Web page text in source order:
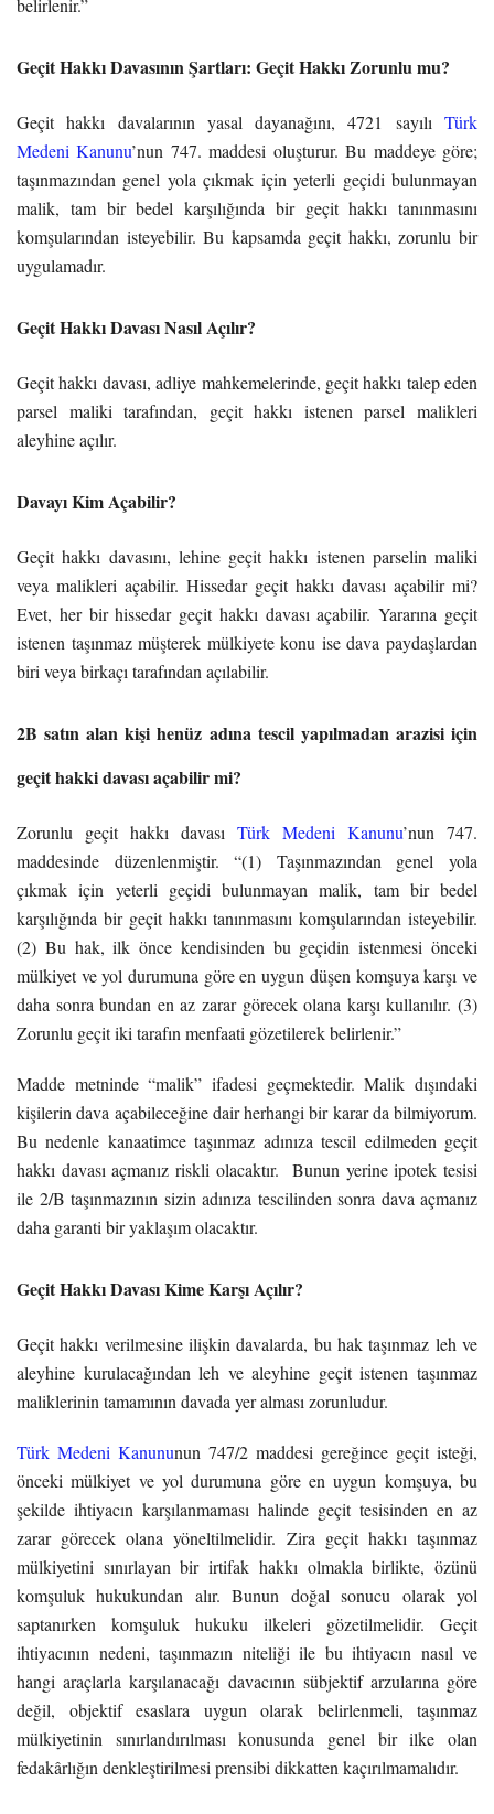
Geçit Hakkı Davasının Şartları: Geçit Hakkı Zorunlu mu?
Geçit hakkı davalarının yasal dayanağını, 4721 sayılı Türk
Medeni Kanunu’nun 747. maddesi oluşturur. Bu maddeye göre;
taşınmazından genel yola çıkmak için yeterli geçidi bulunmayan
malik, tam bir bedel karşılığında bir geçit hakkı tanınmasını
komşularından isteyebilir. Bu kapsamda geçit hakkı, zorunlu bir
uygulamadır.
Geçit Hakkı Davası Nasıl Açılır?
Geçit hakkı davası, adliye mahkemelerinde, geçit hakkı talep eden
parsel maliki tarafından, geçit hakkı istenen parsel malikleri
aleyhine açılır.
Davayı Kim Açabilir?
Geçit hakkı davasını, lehine geçit hakkı istenen parselin maliki
veya malikleri açabilir. Hissedar geçit hakkı davası açabilir mi?
Evet, her bir hissedar geçit hakkı davası açabilir. Yararına geçit
istenen taşınmaz müşterek mülkiyete konu ise dava paydaşlardan
biri veya birkaçı tarafından açılabilir.
2B satın alan kişi henüz adına tescil yapılmadan arazisi için
geçit hakki davası açabilir mi?
Zorunlu geçit hakkı davası Türk Medeni Kanunu’nun 747.
maddesinde düzenlenmiştir. “(1) Taşınmazından genel yola
çıkmak için yeterli geçidi bulunmayan malik, tam bir bedel
karşılığında bir geçit hakkı tanınmasını komşularından isteyebilir.
(2) Bu hak, ilk önce kendisinden bu geçidin istenmesi önceki
mülkiyet ve yol durumuna göre en uygun düşen komşuya karşı ve
daha sonra bundan en az zarar görecek olana karşı kullanılır. (3)
Zorunlu geçit iki tarafın menfaati gözetilerek belirlenir.”
Madde metninde “malik” ifadesi geçmektedir. Malik dışındaki
kişilerin dava açabileceğine dair herhangi bir karar da bilmiyorum.
Bu nedenle kanaatimce taşınmaz adınıza tescil edilmeden geçit
hakkı davası açmanız riskli olacaktır. Bunun yerine ipotek tesisi
ile 2/B taşınmazının sizin adınıza tescilinden sonra dava açmanız
daha garanti bir yaklaşım olacaktır.
Geçit Hakkı Davası Kime Karşı Açılır?
Geçit hakkı verilmesine ilişkin davalarda, bu hak taşınmaz leh ve
aleyhine kurulacağından leh ve aleyhine geçit istenen taşınmaz
maliklerinin tamamının davada yer alması zorunludur.
Türk Medeni Kanununun 747/2 maddesi gereğince geçit isteği,
önceki mülkiyet ve yol durumuna göre en uygun komşuya, bu
şekilde ihtiyacın karşılanmaması halinde geçit tesisinden en az
zarar görecek olana yöneltilmelidir. Zira geçit hakkı taşınmaz
mülkiyetini sınırlayan bir irtifak hakkı olmakla birlikte, özünü
komşuluk hukukundan alır. Bunun doğal sonucu olarak yol
saptanırken komşuluk hukuku ilkeleri gözetilmelidir. Geçit
ihtiyacının nedeni, taşınmazın niteliği ile bu ihtiyacın nasıl ve
hangi araçlarla karşılanacağı davacının sübjektif arzularına göre
değil, objektif esaslara uygun olarak belirlenmeli, taşınmaz
mülkiyetinin sınırlandırılması konusunda genel bir ilke olan
fedakârlığın denkleştirilmesi prensibi dikkatten kaçırılmamalıdır.